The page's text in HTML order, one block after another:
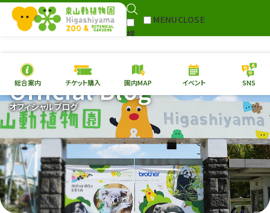
検
MENUCLOSE
本日の開園情報 チケ
園内MAP イベント
総合案内
動物園 植物園
再生プラン
東山動植物園
への支援
総合案内 チケット購入 園内MAP イベント SNS
オフィシャルブログ
Official Blog